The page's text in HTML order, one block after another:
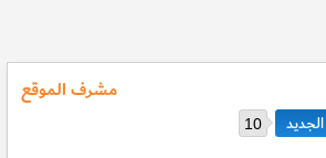
مشرف الموقع
10